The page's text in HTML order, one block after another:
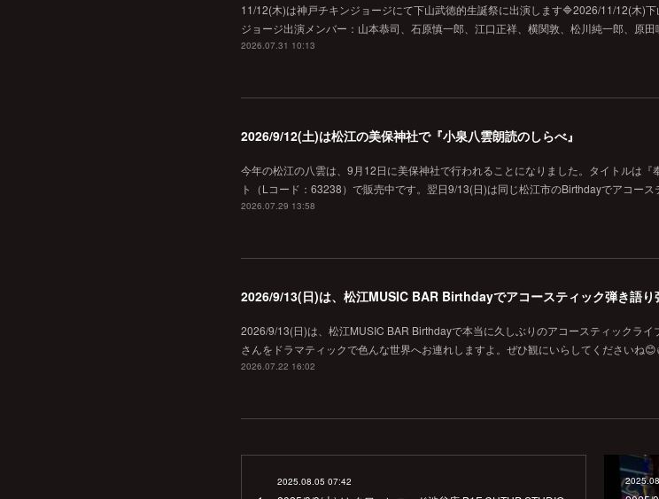
11/12(木)は神戸チキンジョージにて下山武徳的生誕祭に出演します🔷2026/11/12(木)
ジョージ出演メンバー：山本恭司、石原慎一郎、江口正祥、横関敦、松川純一郎、原
2026.07.31 10:13
2026/9/12(土)は松江の美保神社で『小泉八雲朗読のしらべ』
今年の松江の八雲は、9月12日に美保神社で行われることになりました。タイトルは『
ト（Lコード：63238）で販売中です。翌日9/13(日)は同じ松江市のBirthdayでアコー
2026.07.29 13:58
2026/9/13(日)は、松江MUSIC BAR Birthdayでアコースティック弾き語
2026/9/13(日)は、松江MUSIC BAR Birthdayで本当に久しぶりのアコースティックラ
さんをドラマティックで色んな世界へお連れしますよ。ぜひ観にいらしてくださいね
2026.07.22 16:02
2025.08.05 07:42